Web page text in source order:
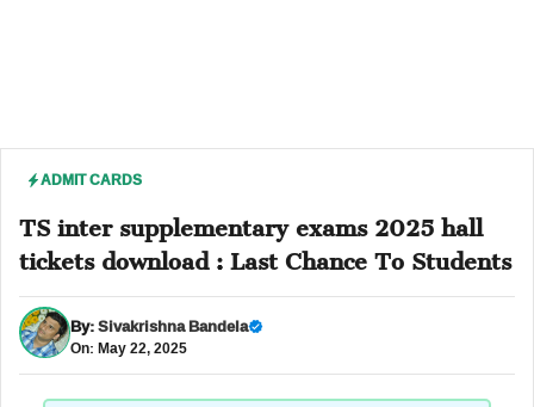
ADMIT CARDS
TS inter supplementary exams 2025 hall
tickets download : Last Chance To Students
By:Sivakrishna Bandela
On: May 22, 2025